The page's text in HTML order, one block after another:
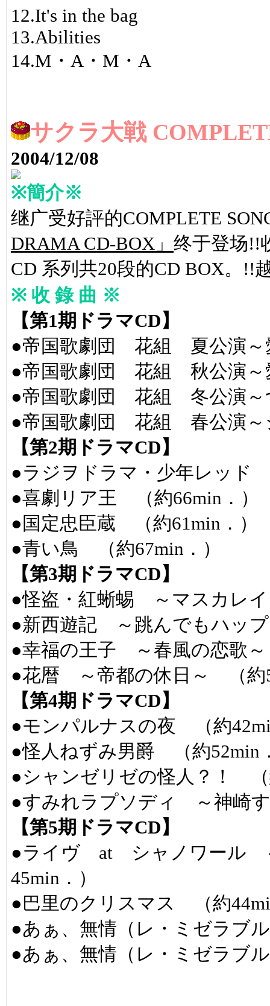
12.It's in the bag
13.Abilities
14.M・A・M・A
サクラ大戦
2004/12/08
※簡介※
继广受好評的COMPLETE
DRAMA CD-BOX」 终于登场!!
CD 系列共20段的CD BOX。!!
※ 收 錄 曲 ※
【第1期ドラマCD】
●帝国歌劇団 花組 夏公演～
●帝国歌劇団 花組 秋公演～
●帝国歌劇団 花組 冬公演～
●帝国歌劇団 花組 春公演～
【第2期ドラマCD】
●ラジヲドラマ・少年レッド
●喜劇リア王 （約66min．）
●国定忠臣蔵 （約61min．）
●青い鳥 （約67min．）
【第3期ドラマCD】
●怪盗・紅蜥蜴 ～マスカレ
●新西遊記 ～跳んでもハッ
●幸福の王子 ～春風の恋歌
●花暦 ～帝都の休日～ （約
【第4期ドラマCD】
●モンパルナスの夜 （約
●怪人ねずみ男爵 （約52min
●シャンゼリゼの怪人？！ （
●すみれラプソディ ～神崎
【第5期ドラマCD】
●ライヴ at シャノワール
45min．）
●巴里のクリスマス （約
●あぁ、無情（レ・ミゼラ
●あぁ、無情（レ・ミゼラ